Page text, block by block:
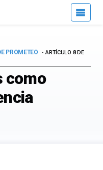
como
PROMETEO
ARTÍCULO 8 DE